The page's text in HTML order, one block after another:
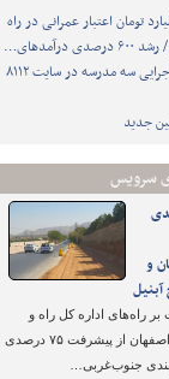
میلیارد تومان اعتبار عمرانی در راه
آغاز عملیات اجرایی سه مدرسه در سایت ۸۱۱۲
سرویس
و
راه‌های اداره کل راه و
شهرسازی استان اصفهان از پیشرفت ۷۵ درصدی
جنوب‌غربی…